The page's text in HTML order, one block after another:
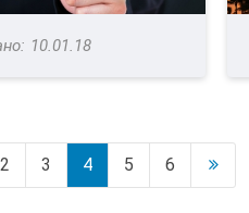
10.01.18
2 3 4 5 6